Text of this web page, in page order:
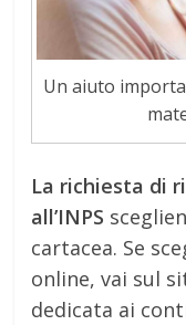
Un aiuto
La richiesta di
all’INPS
cartacea. Se
online, vai sul
dedicata ai